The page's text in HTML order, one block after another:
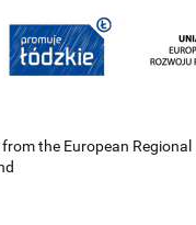
the European Regional